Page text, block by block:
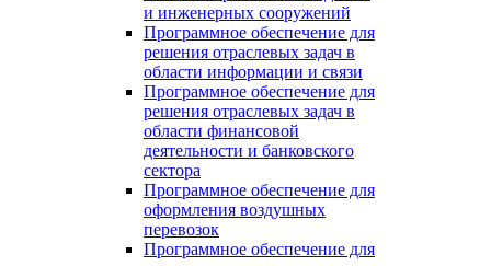
и инженерных сооружений
Программное обеспечение для
решения отраслевых задач в
области информации и связи
Программное обеспечение для
решения отраслевых задач в
области финансовой
деятельности и банковского
сектора
Программное обеспечение для
оформления воздушных
перевозок
Программное обеспечение для